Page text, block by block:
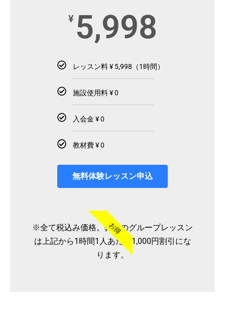
¥ 5,998
レッスン料 ¥ 5,998（1時間）
施設使用料 ¥ 0
入会金 ¥ 0
教材費 ¥ 0
無料体験レッスン申込
お得
※全て税込み価格。弊社のグループレッスン
は上記から1時間1人あたり1,000円割引にな
ります。